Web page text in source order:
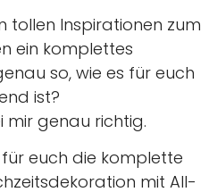
tollen Inspirationen zum
ein komplettes
so, wie es für euch
ist?
mir genau richtig.
euch die komplette
mit All-